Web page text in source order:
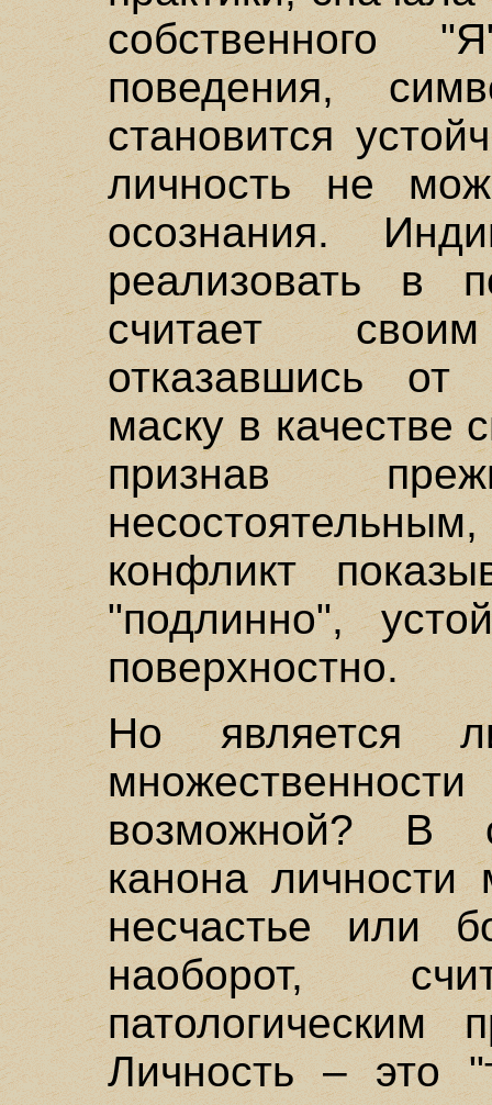
поведения,
становится
личность не
осознания.
реализовать в
считает
отказавшись
маску в качестве
признав
конфликт
"подлинно",
поверхностно.
Но является
возможной? В
канона личности
несчастье или
наоборот,
патологическим
Личность – это